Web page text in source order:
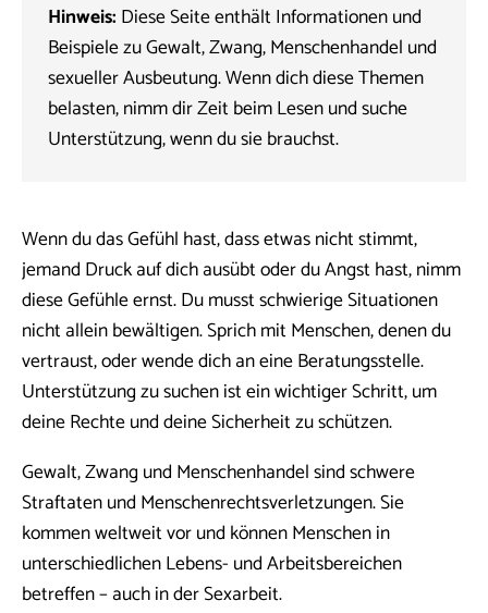
Hinweis: Diese Seite enthält Informationen und
Beispiele zu Gewalt, Zwang, Menschenhandel und
sexueller Ausbeutung. Wenn dich diese Themen
belasten, nimm dir Zeit beim Lesen und suche
Unterstützung, wenn du sie brauchst.
Wenn du das Gefühl hast, dass etwas nicht stimmt,
jemand Druck auf dich ausübt oder du Angst hast, nimm
diese Gefühle ernst. Du musst schwierige Situationen
nicht allein bewältigen. Sprich mit Menschen, denen du
vertraust, oder wende dich an eine Beratungsstelle.
Unterstützung zu suchen ist ein wichtiger Schritt, um
deine Rechte und deine Sicherheit zu schützen.
Gewalt, Zwang und Menschenhandel sind schwere
Straftaten und Menschenrechtsverletzungen. Sie
kommen weltweit vor und können Menschen in
unterschiedlichen Lebens- und Arbeitsbereichen
betreffen – auch in der Sexarbeit.